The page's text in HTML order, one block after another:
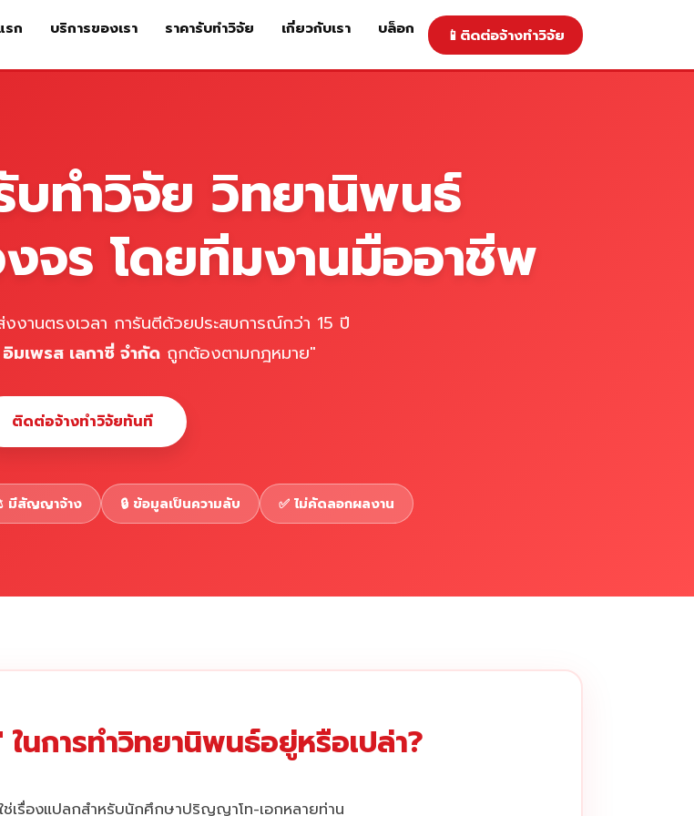
หน้าแรก บริการของเรา ราคารับทำวิจัย ติดต่อจ้างทำวิจัย เกี่ยวกับเรา
รก บริการของเรา ราคารับทำวิจัย เกี่ยวกับเรา บล็อก 📱 ติดต่อจ้างทำวิจัย
บทำวิจัย วิทยานิพนธ์
ร โดยทีมงานมืออาชีพ
งานตรงเวลา การันตีด้วยประสบการณ์กว่า 15 ปี
มเพรส เลกาซี่ จำกัดถูกต้องตามกฎหมาย"
ติดต่อจ้างทำวิจัยทันที
มีสัญญาจ้าง 🔒 ข้อมูลเป็นความลับ ✅ ไม่คัดลอกผลงาน
นการทำวิทยานิพนธ์อยู่หรือเปล่า?
เรื่องแปลกสำหรับนักศึกษาปริญญาโท-เอกหลายท่าน